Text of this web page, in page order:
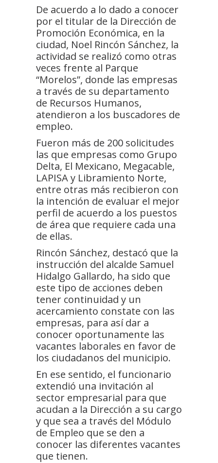
De acuerdo a lo dado a conocer
por el titular de la Dirección de
Promoción Económica, en la
ciudad, Noel Rincón Sánchez, la
actividad se realizó como otras
veces frente al Parque
“Morelos”, donde las empresas
a través de su departamento
de Recursos Humanos,
atendieron a los buscadores de
empleo.
Fueron más de 200 solicitudes
las que empresas como Grupo
Delta, El Mexicano, Megacable,
LAPISA y Libramiento Norte,
entre otras más recibieron con
la intención de evaluar el mejor
perfil de acuerdo a los puestos
de área que requiere cada una
de ellas.
Rincón Sánchez, destacó que la
instrucción del alcalde Samuel
Hidalgo Gallardo, ha sido que
este tipo de acciones deben
tener continuidad y un
acercamiento constate con las
empresas, para así dar a
conocer oportunamente las
vacantes laborales en favor de
los ciudadanos del municipio.
En ese sentido, el funcionario
extendió una invitación al
sector empresarial para que
acudan a la Dirección a su cargo
y que sea a través del Módulo
de Empleo que se den a
conocer las diferentes vacantes
que tienen.